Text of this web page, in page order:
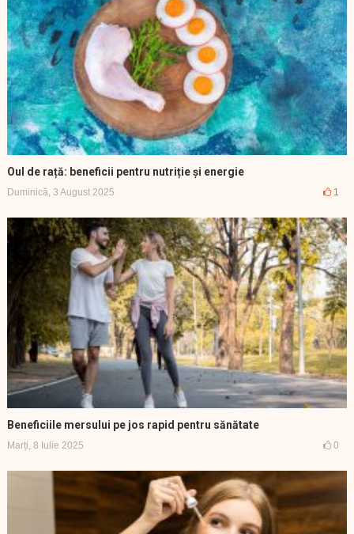
Oul de rață: beneficii pentru nutriție și energie
Duminică, 3 August 2025 1
Beneficiile mersului pe jos rapid pentru sănătate
Marți, 8 Iulie 2025 0